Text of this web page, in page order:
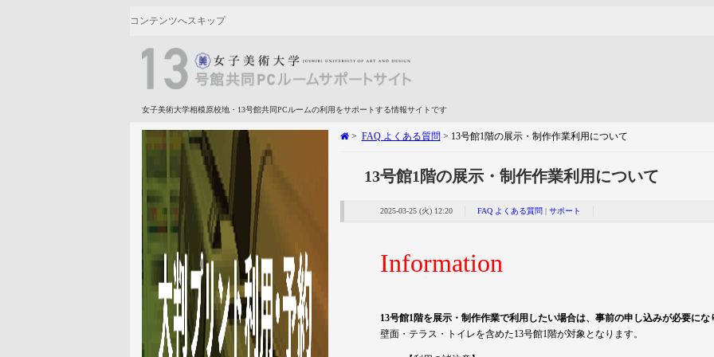
コンテンツへスキップ
女子美術大学相模原校地・13号館共同PCルームの利用をサポートする情報サイトです
> FAQ よくある質問 > 13号館1階の展示・制作作業利用について
13号館1階の展示・制作作業利用について
2025-03-25 (火) 12:20 FAQ よくある質問 | サポート
Information
13号館1階を展示・制作作業で利用したい場合は、事前の申し込みが必要にな
壁面・テラス・トイレを含めた13号館1階が対象となります。